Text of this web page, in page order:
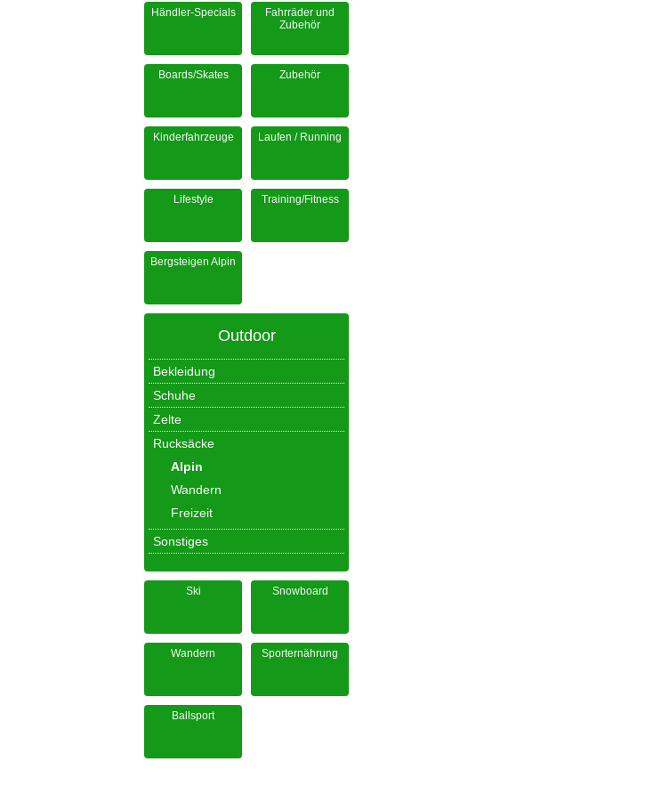
Händler-Specials
Fahrräder und
Zubehör
Boards/Skates Zubehör
Kinderfahrzeuge Laufen / Running
Lifestyle Training/Fitness
Bergsteigen Alpin
Outdoor
Bekleidung
Schuhe
Zelte
Rucksäcke
Alpin
Wandern
Freizeit
Sonstiges
Ski Snowboard
Wandern Sporternährung
Ballsport